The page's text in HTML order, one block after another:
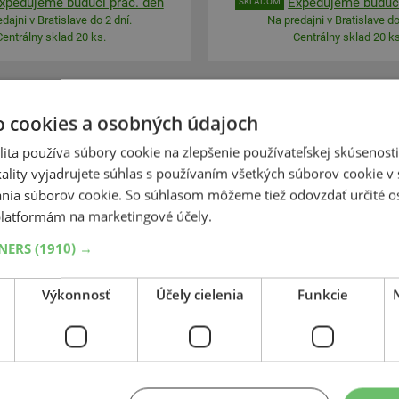
v Bratislave do 2 dní.
sklad 20 ks.
Na predajni v Bratislave
Centrálny sklad 20
-42%
Matador
All Weather Evo
60 R15 88T
ODPORÚČAME
+
MP62 All
185 60 R15
105,17 €
cookies a osobných údajoch
používa súbory cookie na zlepšenie používateľskej
vyjadrujete súhlas s používaním všetkých súborov cookie v
súborov cookie. So súhlasom môžeme tiež odovzdať určité
na marketingové účely.
(1910) →
Výkonnosť Účely cielenia Funkcie